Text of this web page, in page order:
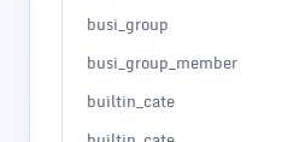
busi_group
busi_group_member
builtin_cate